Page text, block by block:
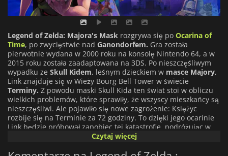
Legend of Zelda: Majora's Mask rozgrywa się po Ocarina of
Time, po zwycięstwie nad Ganondorfem. Gra została
pierwotnie wydana w 2000 roku na konsolę Nintendo 64, a w
2015 roku została zaadaptowana na 3DS. Po nieszczęśliwym
wypadku ze Skull Kidem, leśnym dzieckiem w masce Majory,
Link znajduje się w Wieży Bourg Bell Tower w świecie
Terminy. Z powodu maski Skull Kida ten świat stoi w obliczu
wielkich problemów, które sprawiły, że wszyscy mieszkańcy są
nieszczęśliwi. Ale pojawiło się nowe zagrożenie: Księżyc
rozbije się na Terminie za 72 godziny. To dzięki jego ocarinie
Link będzie próbował zapobiec tej katastrofie, podróżując w
czasie raz po raz, aby zmienić bieg rzeczy. Rozgrywka jest
Czytaj więcej